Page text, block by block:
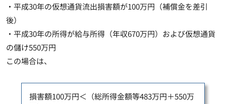
・平成30年の仮想通貨流出損害額が100万円（補償金を差引
後）
・平成30年の所得が給与所得（年収670万円）および仮想通貨
の儲け550万円
この場合は、
損害額100万円＜（総所得金額等483万円＋550万